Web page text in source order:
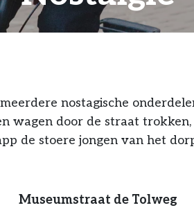
nostagische
wagen door de straat
de stoere jongen van het
Museumstraat de Tolweg